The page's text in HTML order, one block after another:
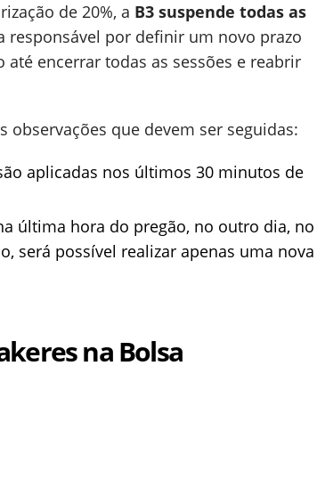
de 20%, a B3 suspende todas as
responsável por definir um novo prazo
encerrar todas as sessões e reabrir
observações que devem ser seguidas:
aplicadas nos últimos 30 minutos de
última hora do pregão, no outro dia, no
será possível realizar apenas uma nova
na Bolsa